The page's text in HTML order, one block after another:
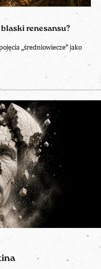
renesansu?
„średniowiecze” jako